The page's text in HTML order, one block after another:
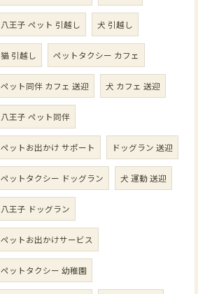
八王子 ペット 引越し 犬 引越し
猫 引越し ペットタクシー カフェ
ペット同伴 カフェ 送迎 犬 カフェ 送迎
八王子 ペット同伴
ペットお出かけ サポート ドッグラン 送迎
ペットタクシー ドッグラン 犬 運動 送迎
八王子 ドッグラン
ペットお出かけサービス
ペットタクシー 幼稚園